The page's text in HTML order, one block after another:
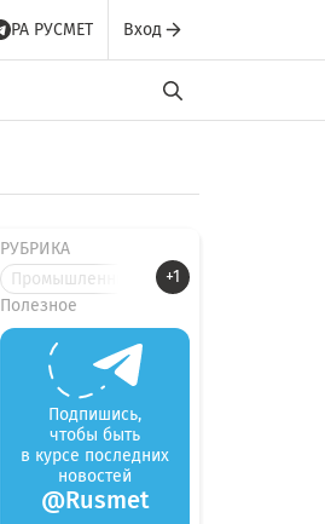
РА РУСМЕТ Вход
РУБРИКА
Промышленные новости
+1
Полезное
Подпишись,
чтобы быть
в курсе последних
новостей
@Rusmet